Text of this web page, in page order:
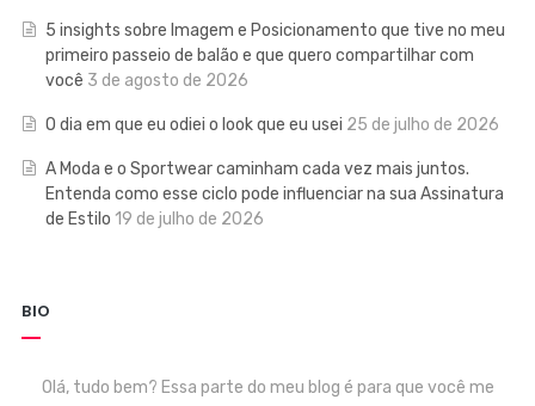
5 insights sobre Imagem e Posicionamento que tive no meu
primeiro passeio de balão e que quero compartilhar com
você 3 de agosto de 2026
O dia em que eu odiei o look que eu usei 25 de julho de 2026
A Moda e o Sportwear caminham cada vez mais juntos.
Entenda como esse ciclo pode influenciar na sua Assinatura
de Estilo 19 de julho de 2026
BIO
Olá, tudo bem? Essa parte do meu blog é para que você me